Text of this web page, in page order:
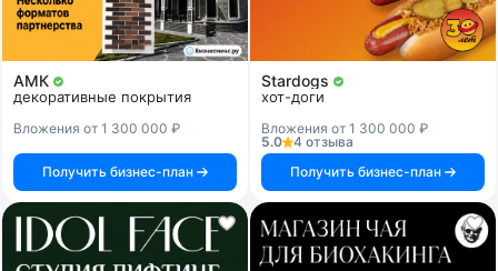
АМК
декоративные покрытия
Вложения от 1 300 000 ₽
Получить бизнес-план
Stardogs
хот-доги
Вложения от 1 300 000 ₽
5.0
4 отзыва
Получить бизнес-план